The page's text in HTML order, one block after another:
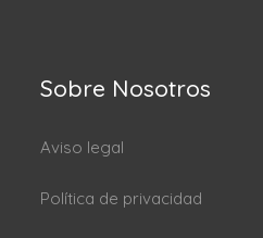
Sobre Nosotros
Aviso legal
Política de privacidad